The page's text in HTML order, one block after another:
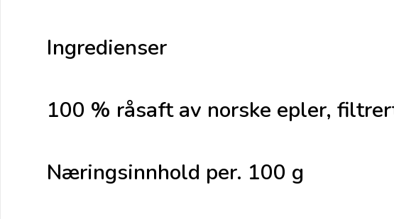
Ingredienser
100 % råsaft av norske epler,
Næringsinnhold per. 100 g